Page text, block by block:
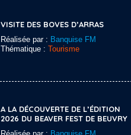
VISITE DES BOVES D’ARRAS
Réalisée par : Banquise FM
Thématique : Tourisme
A LA DÉCOUVERTE DE L’ÉDITION
2026 DU BEAVER FEST DE BEUVRY